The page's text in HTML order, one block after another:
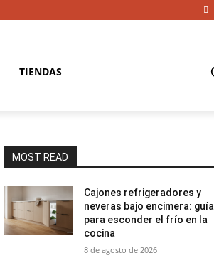
TIENDAS
MOST READ
Cajones refrigeradores y
neveras bajo encimera: guía
para esconder el frío en la
cocina
8 de agosto de 2026